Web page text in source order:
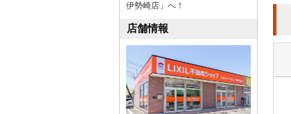
伊勢崎店」へ！
店舗情報